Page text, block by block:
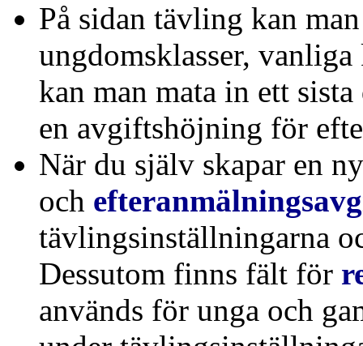
På sidan tävling kan
ungdomsklasser,
kan man mata in ett
en avgiftshöjning för
När du själv skapar en
och
tävlingsinställningarna
Dessutom finns fält för
används för unga och